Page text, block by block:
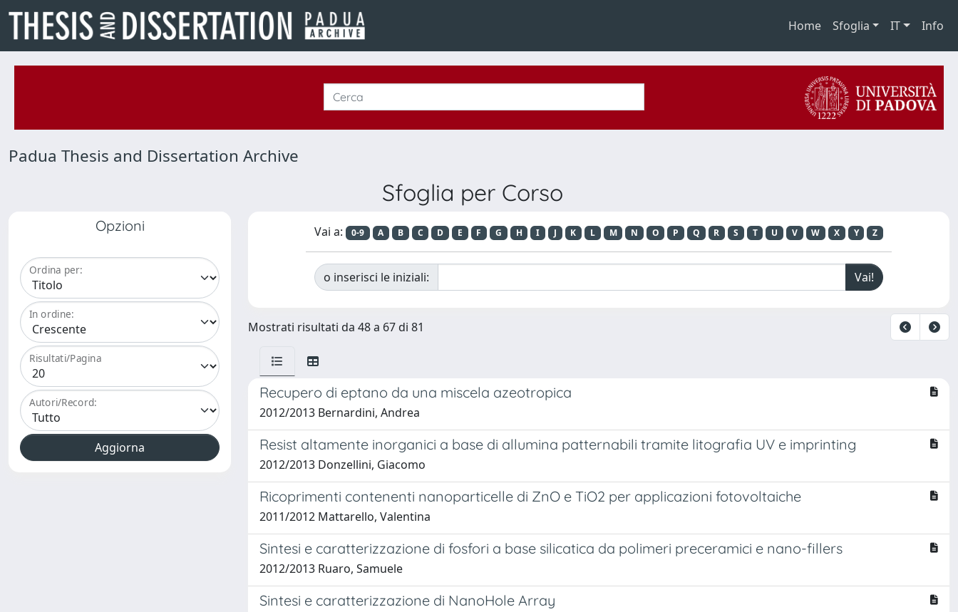
Home Sfoglia IT Info
Padua Thesis and Dissertation Archive
Sfoglia per Corso
Opzioni
Ordina per:
In ordine:
Risultati/Pagina
Autori/Record:
Vai a: 0-9 A B C D E F G H I J K L M N O P Q R S T U V W X Y Z
o inserisci le iniziali:
Mostrati risultati da 48 a 67 di 81
Recupero di eptano da una miscela azeotropica
2012/2013 Bernardini, Andrea
Resist altamente inorganici a base di allumina patternabili tramite litografia UV e imprinting
2012/2013 Donzellini, Giacomo
Ricoprimenti contenenti nanoparticelle di ZnO e TiO2 per applicazioni fotovoltaiche
2011/2012 Mattarello, Valentina
Sintesi e caratterizzazione di fosfori a base silicatica da polimeri preceramici e nano-fillers
2012/2013 Ruaro, Samuele
Sintesi e caratterizzazione di NanoHole Array